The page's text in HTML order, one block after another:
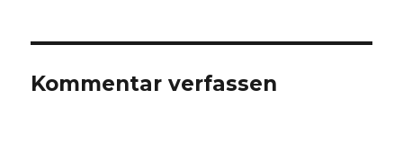
Kommentar verfassen